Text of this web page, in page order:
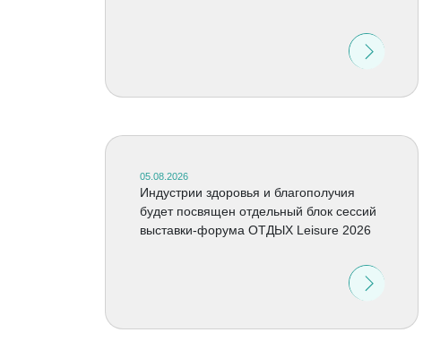
05.08.2026
Индустрии здоровья и благополучия
будет посвящен отдельный блок сессий
выставки-форума ОТДЫХ Leisure 2026